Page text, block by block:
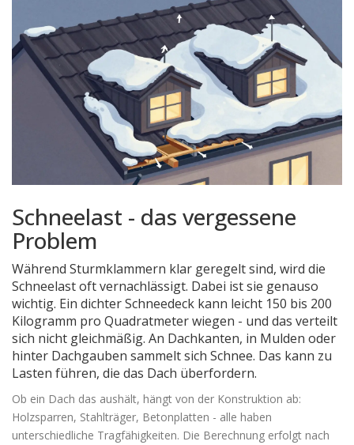
Schneelast - das vergessene
Problem
Während Sturmklammern klar geregelt sind, wird die
Schneelast oft vernachlässigt. Dabei ist sie genauso
wichtig. Ein dichter Schneedeck kann leicht 150 bis 200
Kilogramm pro Quadratmeter wiegen - und das verteilt
sich nicht gleichmäßig. An Dachkanten, in Mulden oder
hinter Dachgauben sammelt sich Schnee. Das kann zu
Lasten führen, die das Dach überfordern.
Ob ein Dach das aushält, hängt von der Konstruktion ab:
Holzsparren, Stahlträger, Betonplatten - alle haben
unterschiedliche Tragfähigkeiten. Die Berechnung erfolgt nach